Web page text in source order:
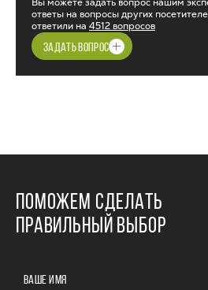
Вы можете задать вопрос нашим
ответы на вопросы других
ответили на 4512 вопросов
ЗАДАТЬ ВОПРОС
ПОМОЖЕМ СДЕЛАТЬ
ПРАВИЛЬНЫЙ ВЫБОР
ВАШЕ ИМЯ